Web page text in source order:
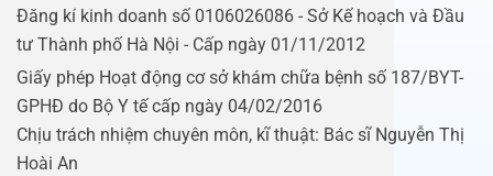
Đăng kí kinh doanh số 0106026086 - Sở Kế hoạch và Đầu
tư Thành phố Hà Nội - Cấp ngày 01/11/2012
Giấy phép Hoạt động cơ sở khám chữa bệnh số 187/BYT-
GPHĐ do Bộ Y tế cấp ngày 04/02/2016
Chịu trách nhiệm chuyên môn, kĩ thuật: Bác sĩ Nguyễn Thị
Hoài An